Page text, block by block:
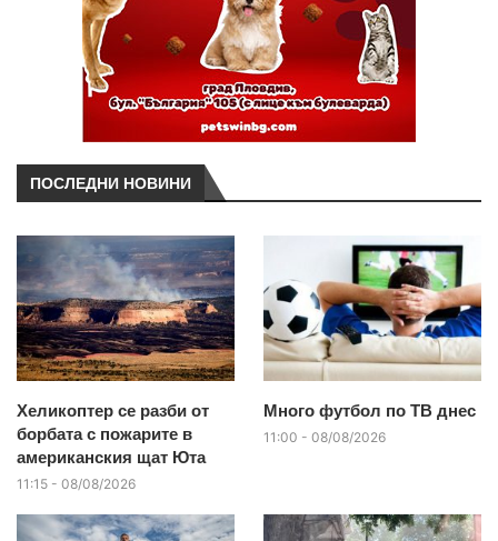
ПОСЛЕДНИ НОВИНИ
Хеликоптер се разби от
борбата с пожарите в
американския щат Юта
11:15 - 08/08/2026
Много футбол по ТВ днес
11:00 - 08/08/2026